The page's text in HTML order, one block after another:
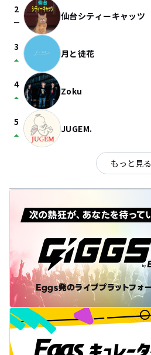
2
check_indeterminate_small 仙台シティーキャッツ
3
arrow_drop_up 月と徒花
4
arrow_drop_up Zoku
5
arrow_drop_up JUGEM.
もっと見る